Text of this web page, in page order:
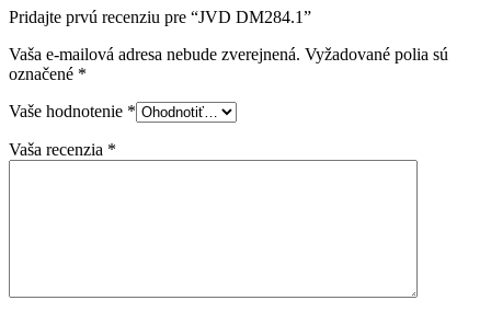
Pridajte prvú recenziu pre “JVD DM284.1”
Vaša e-mailová adresa nebude zverejnená. Vyžadované polia sú
označené *
Vaše hodnotenie *
Vaša recenzia *